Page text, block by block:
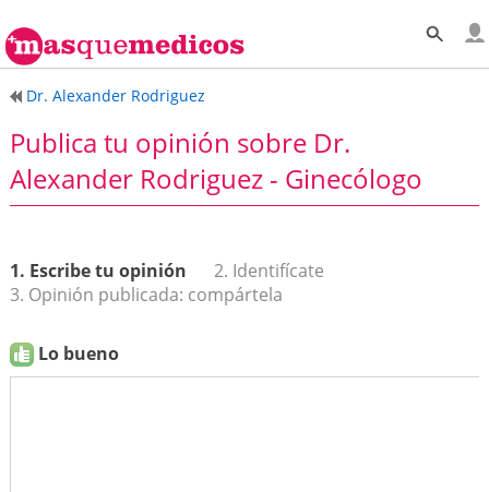
Dr. Alexander Rodriguez
Publica tu opinión sobre Dr.
Alexander Rodriguez - Ginecólogo
1. Escribe tu opinión
2. Identifícate
3. Opinión publicada: compártela
Lo bueno